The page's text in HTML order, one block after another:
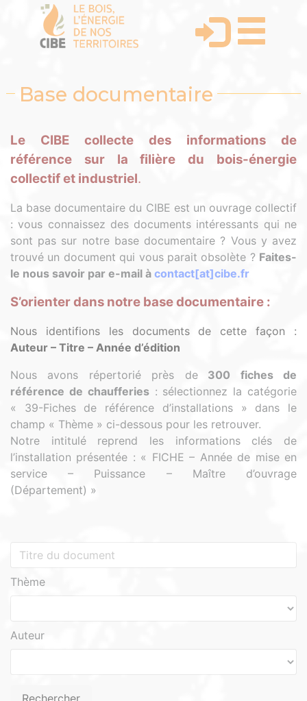
Base documentaire
Le CIBE collecte des informations de
référence sur la filière du bois-énergie
collectif et industriel.
La base documentaire du CIBE est un ouvrage collectif
: vous connaissez des documents intéressants qui ne
sont pas sur notre base documentaire ? Vous y avez
trouvé un document qui vous parait obsolète ? Faites-
le nous savoir par e-mail à contact[at]cibe.fr
S’orienter dans notre base documentaire :
Nous identifions les documents de cette façon :
Auteur – Titre – Année d’édition
Nous avons répertorié près de300 fiches de
référence de chaufferies : sélectionnez la catégorie
« 39-Fiches de référence d’installations » dans le
champ « Thème » ci-dessous pour les retrouver.
Notre intitulé reprend les informations clés de
l’installation présentée : « FICHE – Année de mise en
service – Puissance – Maître d’ouvrage
(Département) »
Thème
Auteur